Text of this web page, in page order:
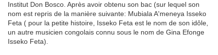
Institut Don Bosco. Après avoir obtenu son bac (sur lequel son
nom est repris de la manière suivante: Mubiala A'meneya Isseko
Feta ( pour la petite histoire, Isseko Feta est le nom de son idôle,
un autre musicien congolais connu sous le nom de Gina Efonge
Isseko Feta).